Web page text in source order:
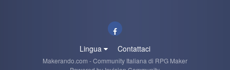
Lingua Contattaci
Makerando.com - Community Italiana di RPG Maker